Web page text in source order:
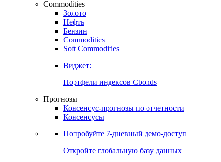
Commodities
Золото
Нефть
Бензин
Commodities
Soft Commodities
Виджет:
Портфели индексов Cbonds
Прогнозы
Консенсус-прогнозы по отчетности
Консенсусы
Попробуйте 7-дневный демо-доступ
Откройте глобальную базу данных